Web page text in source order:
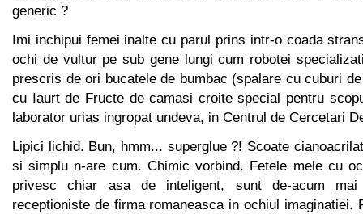
generic ?
Imi inchipui femei inalte cu parul prins intr-o coada
ochi de vultur pe sub gene lungi cum robotei
prescris de ori bucatele de bumbac (spalare cu cuburi
cu Iaurt de Fructe de camasi croite special pentru
laborator urias ingropat undeva, in Centrul de Cercetari
Lipici lichid. Bun, hmm... superglue ?! Scoate
si simplu n-are cum. Chimic vorbind. Fetele mele cu
privesc chiar asa de inteligent, sunt de-acum
receptioniste de firma romaneasca in ochiul imaginatiei.